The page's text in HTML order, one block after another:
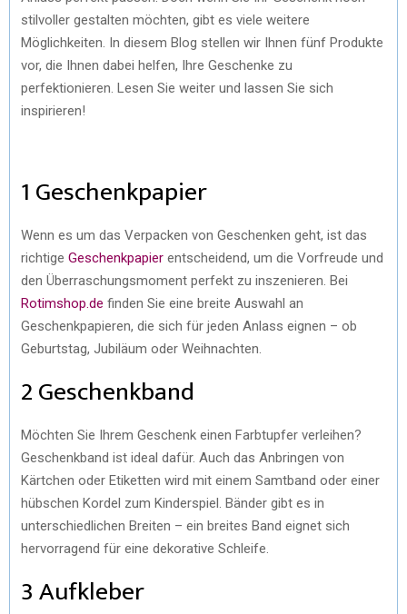
stilvoller gestalten möchten, gibt es viele weitere
Möglichkeiten. In diesem Blog stellen wir Ihnen fünf Produkte
vor, die Ihnen dabei helfen, Ihre Geschenke zu
perfektionieren. Lesen Sie weiter und lassen Sie sich
inspirieren!
1 Geschenkpapier
Wenn es um das Verpacken von Geschenken geht, ist das
richtige Geschenkpapier entscheidend, um die Vorfreude und
den Überraschungsmoment perfekt zu inszenieren. Bei
Rotimshop.de finden Sie eine breite Auswahl an
Geschenkpapieren, die sich für jeden Anlass eignen – ob
Geburtstag, Jubiläum oder Weihnachten.
2 Geschenkband
Möchten Sie Ihrem Geschenk einen Farbtupfer verleihen?
Geschenkband ist ideal dafür. Auch das Anbringen von
Kärtchen oder Etiketten wird mit einem Samtband oder einer
hübschen Kordel zum Kinderspiel. Bänder gibt es in
unterschiedlichen Breiten – ein breites Band eignet sich
hervorragend für eine dekorative Schleife.
3 Aufkleber